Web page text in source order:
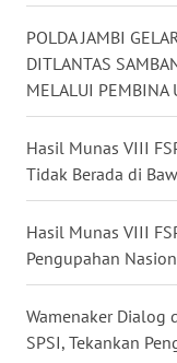
POLDA JAMBI
DITLANTAS
MELALUI PEMBINA
Hasil Munas VIII
Tidak Berada di
Hasil Munas VIII
Pengupahan
Wamenaker Dialog
SPSI, Tekankan
WN
NUSANTARA
WN
WN